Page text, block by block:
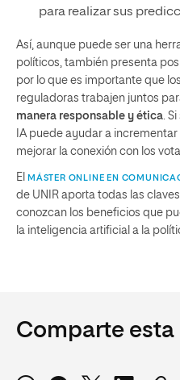
para realizar sus
Así, aunque puede ser una
políticos, también presenta
por lo que es importante que
reguladoras trabajen juntos
manera responsable y ética.
IA puede ayudar a
mejorar la conexión con los
El MÁSTER ONLINE EN
de UNIR aporta todas las
conozcan los beneficios que
la inteligencia artificial a la
Comparte